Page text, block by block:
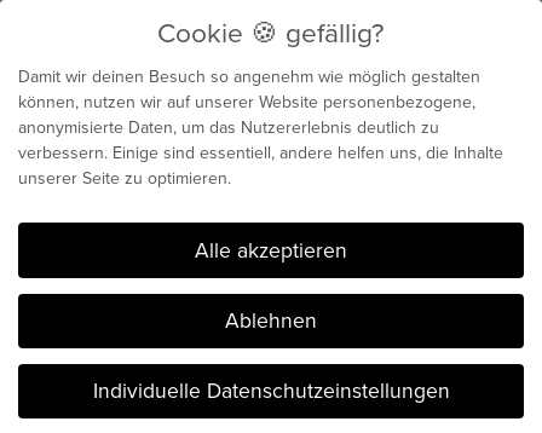
Biochemie für dein
genetisches Maximum
Der Blog von Chris Michalk & Phil
Böhm. Seit 2014.
Cookie 🍪 gefällig?
Damit wir deinen Besuch so angenehm wie möglich gestalten
können, nutzen wir auf unserer Website personenbezogene,
anonymisierte Daten, um das Nutzererlebnis deutlich zu
verbessern. Einige sind essentiell, andere helfen uns, die Inhalte
unserer Seite zu optimieren.
Cookie 🍪 gefällig?
Alle akzeptieren
Ablehnen
Individuelle Datenschutzeinstellungen